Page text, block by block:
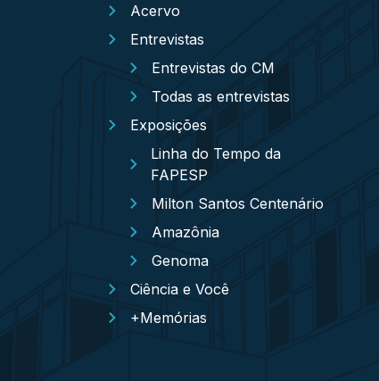
Acervo
Entrevistas
Entrevistas do CM
Todas as entrevistas
Exposições
Linha do Tempo da
FAPESP
Milton Santos Centenário
Amazônia
Genoma
Ciência e Você
+Memórias